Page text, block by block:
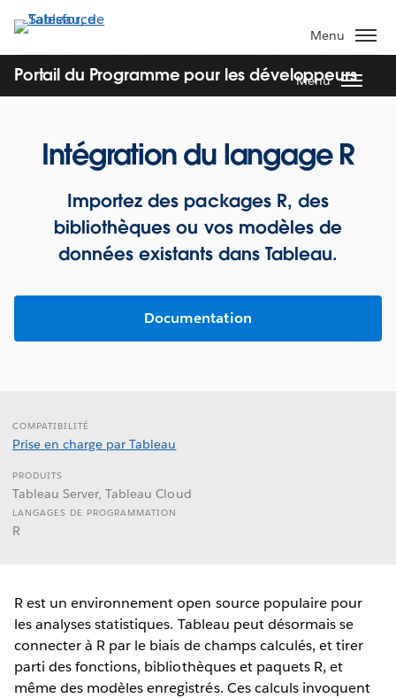
Aller
au
contenu
principal
Menu
Portail du Programme pour les développeurs
Menu
Intégration du langage R
Importez des packages R, des
bibliothèques ou vos modèles de
données existants dans Tableau.
Documentation
COMPATIBILITÉ
Prise en charge par Tableau
PRODUITS
Tableau Server, Tableau Cloud
LANGAGES DE PROGRAMMATION
R
R est un environnement open source populaire pour
les analyses statistiques. Tableau peut désormais se
connecter à R par le biais de champs calculés, et tirer
parti des fonctions, bibliothèques et paquets R, et
même des modèles enregistrés. Ces calculs invoquent